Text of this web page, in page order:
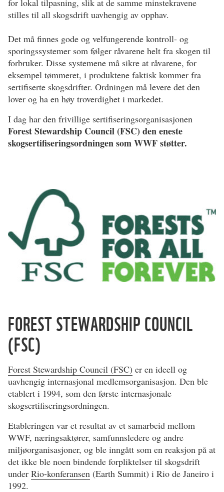
for lokal tilpasning, slik at de samme minstekravene
stilles til all skogsdrift uavhengig av opphav.
Det må finnes gode og velfungerende kontroll- og
sporingssystemer som følger råvarene helt fra skogen til
forbruker. Disse systemene må sikre at råvarene, for
eksempel tømmeret, i produktene faktisk kommer fra
sertifiserte skogsdrifter. Ordningen må levere det den
lover og ha en høy troverdighet i markedet.
I dag har den frivillige sertifiseringsorganisasjonen
Forest Stewardship Council (FSC) den eneste
skogsertifiseringsordningen som WWF støtter.
FOREST STEWARDSHIP COUNCIL
(FSC)
Forest Stewardship Council (FSC) er en ideell og
uavhengig internasjonal medlemsorganisasjon. Den ble
etablert i 1994, som den første internasjonale
skogsertifiseringsordningen.
Etableringen var et resultat av et samarbeid mellom
WWF, næringsaktører, samfunnsledere og andre
miljøorganisasjoner, og ble inngått som en reaksjon på at
det ikke ble noen bindende forpliktelser til skogsdrift
under Rio-konferansen (Earth Summit) i Rio de Janeiro i
1992.